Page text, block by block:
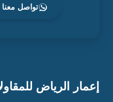
تواصل
إعمار الرياض للمقاولات